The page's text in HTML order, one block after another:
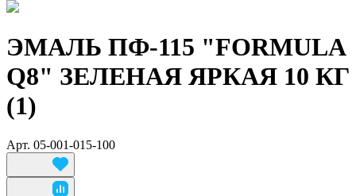
ЭМАЛЬ ПФ-115 "FORMULA
Q8" ЗЕЛЕНАЯ ЯРКАЯ 10 КГ
(1)
Арт. 05-001-015-100